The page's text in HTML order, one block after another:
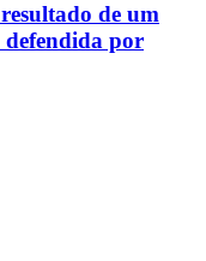
de um
por